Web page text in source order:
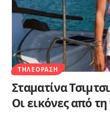
ΤΗΛΕΌΡΑΣΗ
Σταματίνα
Οι εικόνες από